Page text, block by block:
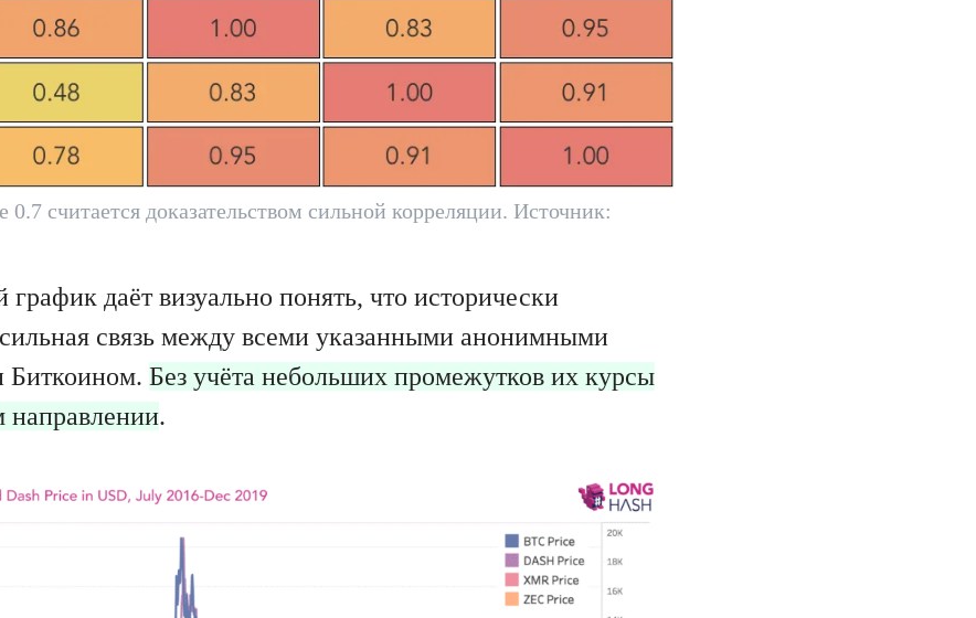
считается доказательством сильной корреляции. Источник:
даёт визуально понять, что исторически
связь между всеми указанными анонимными
Биткоином. Без учёта небольших промежутков их курсы
направлении.